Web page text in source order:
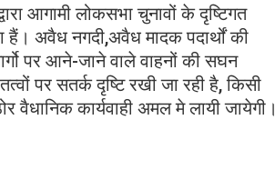
आगामी लोकसभा चुनावों के दृष्टिगत
अवैध नगदी,अवैध मादक पदार्थों की
पर आने-जाने वाले वाहनों की सघन
पर सतर्क दृष्टि रखी जा रही है, किसी
वैधानिक कार्यवाही अमल मे लायी जायेगी।